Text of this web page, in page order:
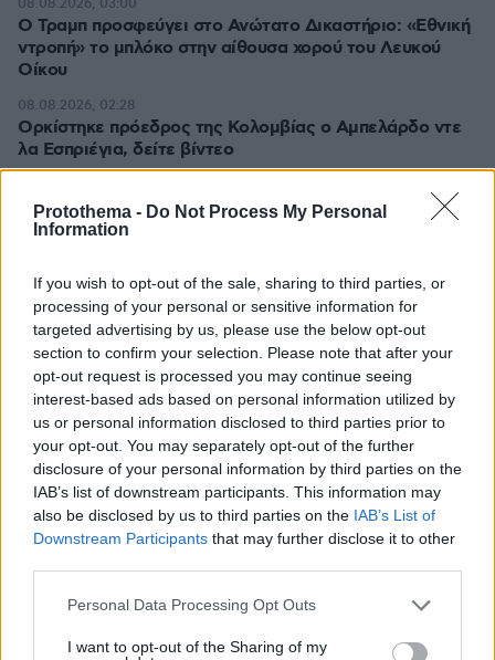
Protothema - Do Not Process My Personal
Information
If you wish to opt-out of the sale, sharing to third parties, or
processing of your personal or sensitive information for
targeted advertising by us, please use the below opt-out
section to confirm your selection. Please note that after your
opt-out request is processed you may continue seeing
interest-based ads based on personal information utilized by
us or personal information disclosed to third parties prior to
your opt-out. You may separately opt-out of the further
disclosure of your personal information by third parties on the
IAB’s list of downstream participants. This information may
also be disclosed by us to third parties on the IAB’s List of
Downstream Participants that may further disclose it to other
Please note that this website/app uses one or more Google
not limited to your visit or usage behaviour. You may click to
Personal Data Processing Opt Outs
I want to opt-out of the Sharing of my
Ο Τραμπ προσφεύγει στο Ανώτατο Δικαστήριο: «Εθνική
ντροπή» το μπλόκο στην αίθουσα χορού του Λευκού
Οίκου
08.08.2026, 03:00
Ορκίστηκε πρόεδρος της Κολομβίας ο Αμπελάρδο ντε
λα Εσπριέγια, δείτε βίντεο
08.08.2026, 02:28
Αποκαλύψεις Telegraph για τον Ινφαντίνο: Η εξαψήφια
αποζημίωση σε πρώην εργαζόμενη της UEFA και η
Ρωσία για το drone με εκρηκτικά σε γερμανικό
αεροδρόμιο: «Βιαστικά στημένη προβοκάτσια»
08.08.2026, 01:25
Ιδέες για πρωινό έτοιμο από το βράδυ: Εύκολες και
θρεπτικές επιλογές για κάθε μέρα
ΔΕΙΤΕ ΟΛΕΣ ΤΙΣ ΕΙΔΗΣΕΙΣ
ΤΑ ΠΙΟ ΔΗΜΟΦΙΛΗ